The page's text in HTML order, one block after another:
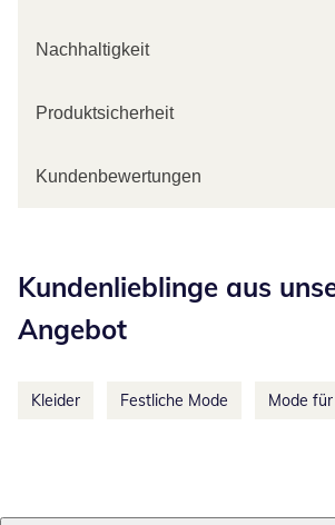
Nachhaltigkeit
Produktsicherheit
Kundenbewertungen
Kundenlieblinge aus
Angebot
Kleider Festliche Mode Mode